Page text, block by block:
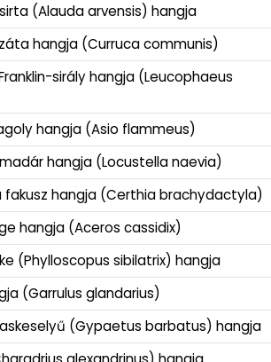
(Alauda arvensis) hangja
hangja (Curruca communis)
sirály hangja (Leucophaeus
hangja (Asio flammeus)
hangja (Locustella naevia)
fakusz hangja (Certhia brachydactyla)
hangja (Aceros cassidix)
(Phylloscopus sibilatrix) hangja
(Garrulus glandarius)
(Gypaetus barbatus) hangja